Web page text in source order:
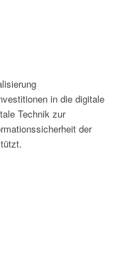
in die digitale
Technik zur
der